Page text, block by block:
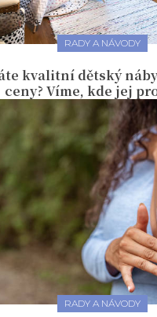
RADY A NÁVODY
kvalitní dětský
ceny? Víme, kde jej
RADY A NÁVODY